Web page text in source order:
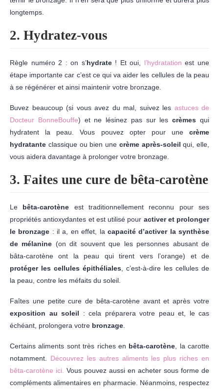
longtemps.
2. Hydratez-vous
Règle numéro 2 : on s’hydrate ! Et oui, l’hydratation est une
étape importante car c’est ce qui va aider les cellules de la peau
à se régénérer et ainsi maintenir votre bronzage.
Buvez beaucoup (si vous avez du mal, suivez les astuces de
Docteur BonneBouffe) et ne lésinez pas sur lescrèmes qui
hydratent la peau. Vous pouvez opter pour unecrème
hydratante classique ou bien une crème après-soleil qui, elle,
vous aidera davantage à prolonger votre bronzage.
3. Faites une cure de bêta-carotène
Le bêta-carotène est traditionnellement reconnu pour ses
propriétés antioxydantes et est utilisé pour activer et prolonger
le bronzage : il a, en effet, la capacité d’activer la synthèse
de mélanine (on dit souvent que les personnes abusant de
bâta-carotène ont la peau qui tirent vers l’orange) et de
protéger les cellules épithéliales , c’est-à-dire les cellules de
la peau, contre les méfaits du soleil.
Faîtes une petite cure de bêta-carotène avant et après votre
exposition au soleil : cela préparera votre peau et, le cas
échéant, prolongera votre bronzage
Certains aliments sont très riches en bêta-carotène , la carotte
notamment. Découvrez les autres aliments les plus riches en
bêta-carotène ici.
Vous pouvez aussi en acheter sous forme de
compléments alimentaires en pharmacie. Néanmoins, respectez